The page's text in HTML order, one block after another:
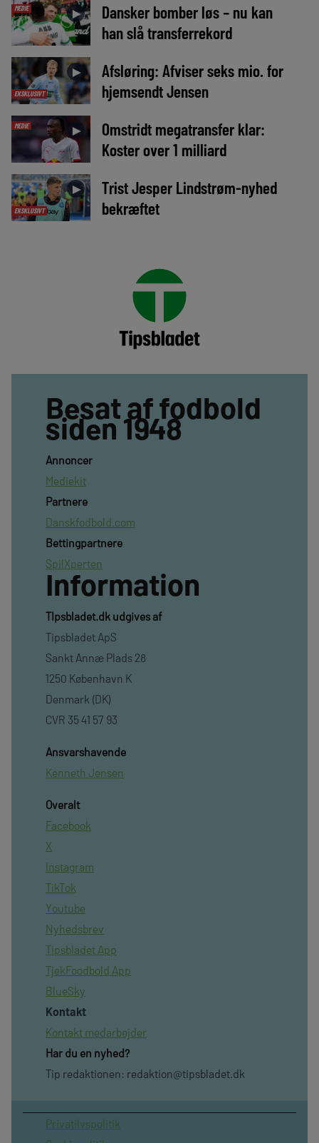
MEDIE ►
Dansker bomber løs – nu kan
han slå transferrekord
EKSKLUSIVT
►
Afsløring: Afviser seks mio. for
hjemsendt Jensen
MEDIE ►
Omstridt megatransfer klar:
Koster over 1 milliard
EKSKLUSIVT
►
Trist Jesper Lindstrøm-nyhed
bekræftet
Besat af fodbold
siden 1948
Annoncer
Mediekit
Partnere
Danskfodbold.com
Bettingpartnere
SpilXperten
Information
TIpsbladet.dk udgives af
Tipsbladet ApS
Sankt Annæ Plads 28
1250 København K
Denmark (DK)
CVR 35 41 57 93
Ansvarshavende
Kenneth Jensen
Overalt
Facebook
X
Instagram
TikTok
Youtube
Nyhedsbrev
Tipsbladet App
TjekFoodbold App
BlueSky
Kontakt
Kontakt medarbejder
Har du en nyhed?
Tip redaktionen: redaktion@tipsbladet.dk
Privatilvspolitik